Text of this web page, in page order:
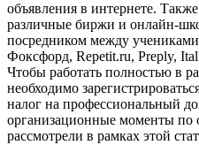
объявления в интернете.
различные биржи и онлайн-
посредником между
Фоксфорд, Repetit.ru, Preply,
Чтобы работать полностью в
необходимо
налог на профессиональный
организационные моменты по
рассмотрели в рамках этой